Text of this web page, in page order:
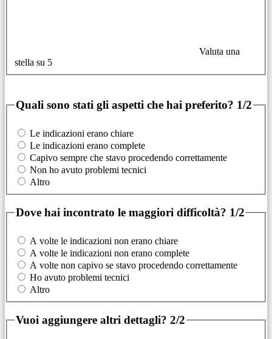
Valuta una
stella su 5
Quali sono stati gli aspetti che hai preferito? 1/2
Le indicazioni erano chiare
Le indicazioni erano complete
Capivo sempre che stavo procedendo correttamente
Non ho avuto problemi tecnici
Altro
Dove hai incontrato le maggiori difficoltà? 1/2
A volte le indicazioni non erano chiare
A volte le indicazioni non erano complete
A volte non capivo se stavo procedendo correttamente
Ho avuto problemi tecnici
Altro
Vuoi aggiungere altri dettagli? 2/2